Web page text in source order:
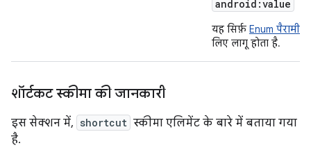
android:value
यह सिर्फ़ Enum
लिए लागू होता है.
शॉर्टकट स्कीमा की जानकारी
इस सेक्शन में, shortcut स्कीमा एलिमेंट के बारे में बताया गया
है.